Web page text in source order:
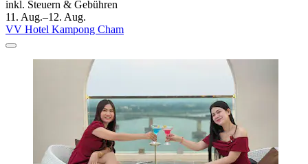
inkl. Steuern & Gebühren
11. Aug.–12. Aug.
VV Hotel Kampong Cham